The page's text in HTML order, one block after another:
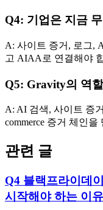
Q4: 기업은 지금
A: 사이트 증거, 로그,
고 AIAA로 연결해야
Q5: Gravity의 역
A: AI 검색, 사이트 증
commerce 증거 체인
관련 글
Q4 블랙프라이데
시작해야 하는 이유